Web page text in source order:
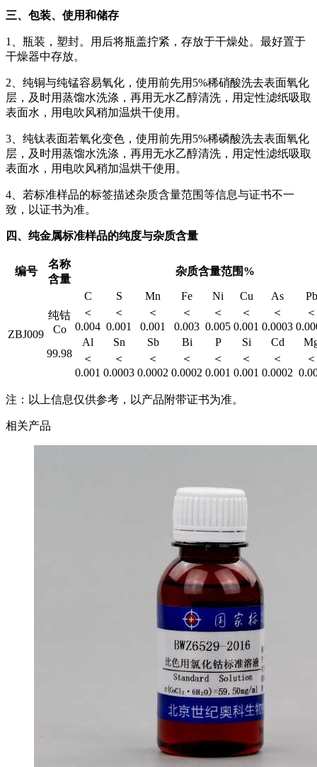
三、包装、使用和储存
1、瓶装，塑封。用后将瓶盖拧紧，存放于干燥处。最好置于
干燥器中存放。
2、纯铜与纯锰容易氧化，使用前先用5%稀硝酸洗去表面氧化
层，及时用蒸馏水洗涤，再用无水乙醇清洗，用定性滤纸吸取
表面水，用电吹风稍加温烘干使用。
3、纯钛表面若氧化变色，使用前先用5%稀磷酸洗去表面氧化
层，及时用蒸馏水洗涤，再用无水乙醇清洗，用定性滤纸吸取
表面水，用电吹风稍加温烘干使用。
4、若标准样品的标签描述杂质含量范围等信息与证书不一
致，以证书为准。
四、纯金属标准样品的纯度与杂质含量
编号
名称
含量
杂质含量范围%
ZBJ009
纯钴
Co
99.98
C S Mn Fe Ni Cu As
Pb
＜
0.004
＜
0.001
＜
0.001
＜
0.003
＜
0.005
＜
0.001
＜
0.0003
＜
Al
Sn Sb Bi P Si Cd
＜
0.001
＜
0.0003
＜
0.0002
＜
0.0002
＜
0.001
＜
0.001
＜
0.0002
＜
注：以上信息仅供参考，以产品附带证书为准。
相关产品